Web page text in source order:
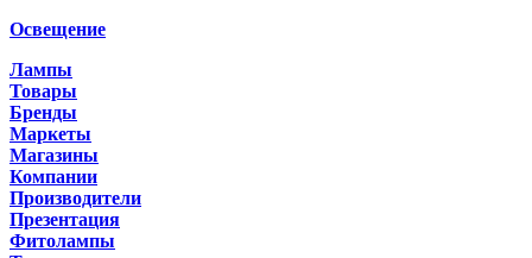
Освещение
Лампы
Товары
Бренды
Маркеты
Магазины
Компании
Производители
Презентация
Фитолампы